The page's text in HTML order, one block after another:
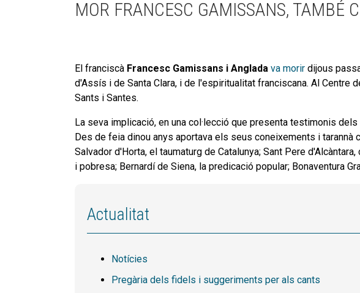
MOR FRANCESC GAMISSANS, TAMBÉ
El franciscà Francesc Gamissans i Anglada va morir dijous
d'Assís i de Santa Clara, i de l'espiritualitat franciscana. Al Centre
Sants i Santes.
La seva implicació, en una col·lecció que presenta testimonis
Des de feia dinou anys aportava els seus coneixements i
Salvador d'Horta, el taumaturg de Catalunya; Sant Pere
i pobresa; Bernardí de Siena, la predicació popular; Bonaventura
Actualitat
Notícies
Pregària dels fidels i suggeriments per als cants